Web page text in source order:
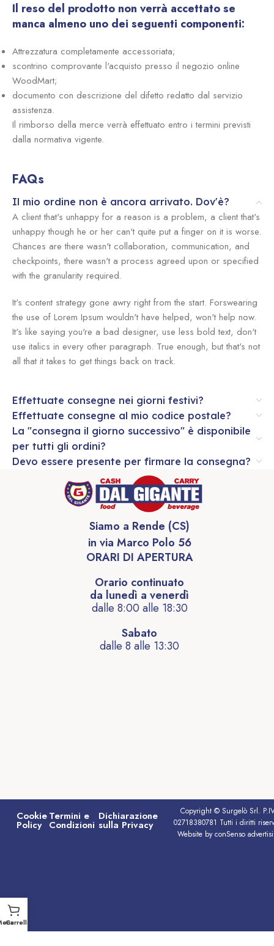
Il reso del prodotto non verrà accettato se
manca almeno uno dei seguenti componenti:
Attrezzatura completamente accessoriata;
scontrino comprovante l'acquisto presso il negozio online
WoodMart;
documento con descrizione del difetto redatto dal servizio
assistenza.
Il rimborso della merce verrà effettuato entro i termini previsti
dalla normativa vigente.
FAQs
Il mio ordine non è ancora arrivato. Dov'è?
A client that's unhappy for a reason is a problem, a client that's
unhappy though he or her can't quite put a finger on it is worse.
Chances are there wasn't collaboration, communication, and
checkpoints, there wasn't a process agreed upon or specified
with the granularity required.
It's content strategy gone awry right from the start. Forswearing
the use of Lorem Ipsum wouldn't have helped, won't help now.
It's like saying you're a bad designer, use less bold text, don't
use italics in every other paragraph. True enough, but that's not
all that it takes to get things back on track.
Effettuate consegne nei giorni festivi?
Effettuate consegne al mio codice postale?
La "consegna il giorno successivo" è disponibile
per tutti gli ordini?
Devo essere presente per firmare la consegna?
Siamo a Rende (CS)
in via Marco Polo 56
ORARI DI APERTURA
Orario continuato
da lunedì a venerdì
dalle 8:00 alle 18:30
Sabato
dalle 8 alle 13:30
Cookie
Policy
Termini e
Condizioni
Dichiarazione
sulla Privacy
Copyright © Surgelò Srl.
02718380781 Tutti i diritti
Website by conSenso
Carrello